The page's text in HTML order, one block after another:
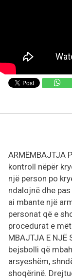
ARMËMBAJTJA
kontroll nëpër
një person po
ndalojnë dhe
ai mbante një
personat që e
procedurat e
MBAJTJA E NJË
bejsbolli që
arsyeshëm,
shoqërinë.